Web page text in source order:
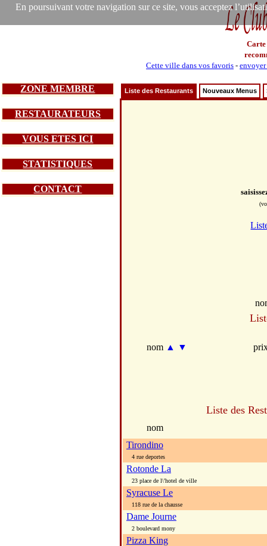
En poursuivant votre navigation sur ce site, vous acceptez
Carte
Cette ville dans vos favoris -
ZONE MEMBRE
RESTAURATEURS
VOUS ETES ICI
STATISTIQUES
CONTACT
Liste des Restaurants Nouveaux Menus
nom ▲ ▼
Liste des
nom
Tirondino
4 rue deportes
Rotonde La
23 place de l\'hotel de ville
Syracuse Le
118 rue de la chausse
Dame Journe
2 boulevard mony
Pizza King